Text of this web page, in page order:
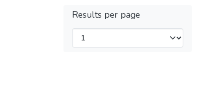
Results per page